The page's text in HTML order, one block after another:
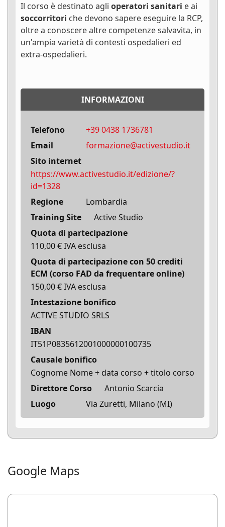
Il corso è destinato agli operatori sanitari e ai
soccorritori che devono sapere eseguire la RCP,
oltre a conoscere altre competenze salvavita, in
un'ampia varietà di contesti ospedalieri ed
extra-ospedalieri.
INFORMAZIONI
Telefono
+39 0438 1736781
Email
formazione@activestudio.it
Sito internet
https://www.activestudio.it/edizione/?
id=1328
Regione
Lombardia
Training Site
Active Studio
Quota di partecipazione
110,00 € IVA esclusa
Quota di partecipazione con 50 crediti
ECM (corso FAD da frequentare online)
150,00 € IVA esclusa
Intestazione bonifico
ACTIVE STUDIO SRLS
IBAN
IT51P0835612001000000100735
Causale bonifico
Cognome Nome + data corso + titolo corso
Direttore Corso
Antonio Scarcia
Luogo
Via Zuretti, Milano (MI)
Google Maps